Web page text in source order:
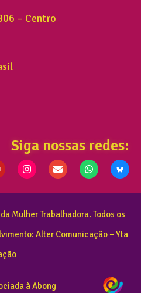
– Centro
Siga nossas redes:
Mulher Trabalhadora. Todos os
Alter Comunicação – Yta
à Abong